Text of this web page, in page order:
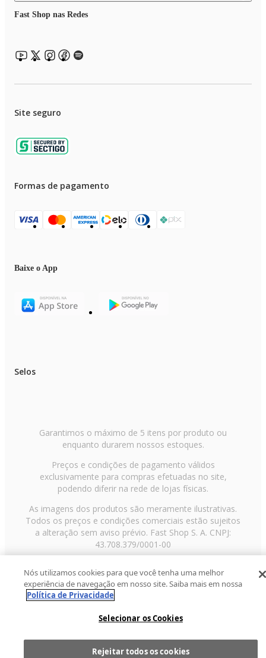
Fast Shop nas Redes
Site seguro
Formas de pagamento
Baixe o App
Selos
Garantimos o máximo de 5 itens por produto ou
enquanto durarem nossos estoques.
Preços e condições de pagamento válidos
exclusivamente para compras efetuadas no site,
podendo diferir na rede de lojas físicas.
As imagens dos produtos são meramente ilustrativas.
Todos os preços e condições comerciais estão sujeitos
a alteração sem aviso prévio. Fast Shop S. A. CNPJ:
43.708.379/0001-00
Paulo/SP, CEP 02029-001, Telefone: 11 3003-3728 ©
2013 Fast Shop - Todos os direitos reservadosRF
Nós utilizamos cookies para que você tenha uma melhor
experiência de navegação em nosso site. Saiba mais em nossa
Política de Privacidade
Selecionar os Cookies
Rejeitar todos os cookies